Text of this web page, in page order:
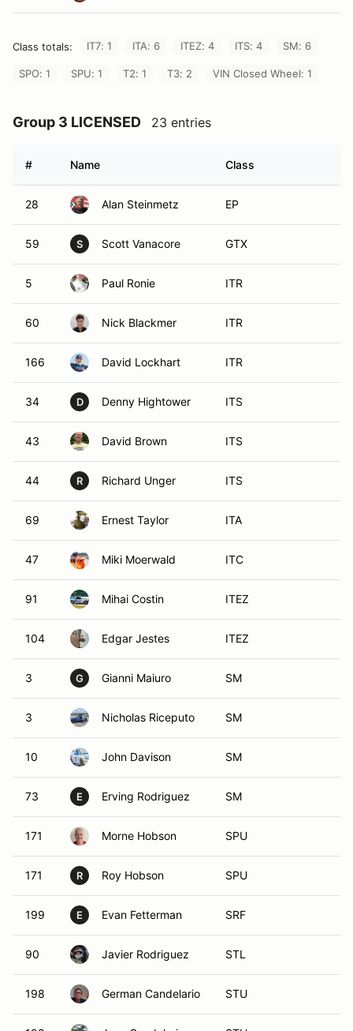
Class totals: IT7: 1 ITA: 6 ITEZ: 4 ITS: 4 SM: 6
SPO: 1 SPU: 1 T2: 1 T3: 2 VIN Closed Wheel: 1
Group 3 LICENSED 23 entries
# Name Class
28 Alan Steinmetz EP
59 S Scott Vanacore GTX
5 Paul Ronie ITR
60 Nick Blackmer ITR
166 David Lockhart ITR
34 D Denny Hightower ITS
43 David Brown ITS
44 R Richard Unger ITS
69 Ernest Taylor ITA
47 Miki Moerwald ITC
91 Mihai Costin ITEZ
104 Edgar Jestes ITEZ
3 G Gianni Maiuro SM
3 Nicholas Riceputo SM
10 John Davison SM
73 E Erving Rodriguez SM
171 Morne Hobson SPU
171 R Roy Hobson SPU
199 E Evan Fetterman SRF
90 Javier Rodriguez STL
198 German Candelario STU